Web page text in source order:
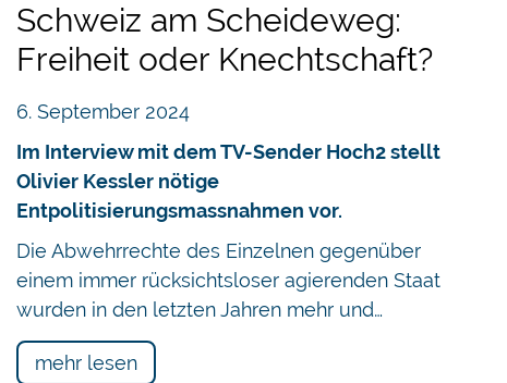
Schweiz am Scheideweg:
Freiheit oder Knechtschaft?
6. September 2024
Im Interview mit dem TV-Sender Hoch2 stellt
Olivier Kessler nötige
Entpolitisierungsmassnahmen vor.
Die Abwehrrechte des Einzelnen gegenüber
einem immer rücksichtsloser agierenden Staat
wurden in den letzten Jahren mehr und…
mehr lesen